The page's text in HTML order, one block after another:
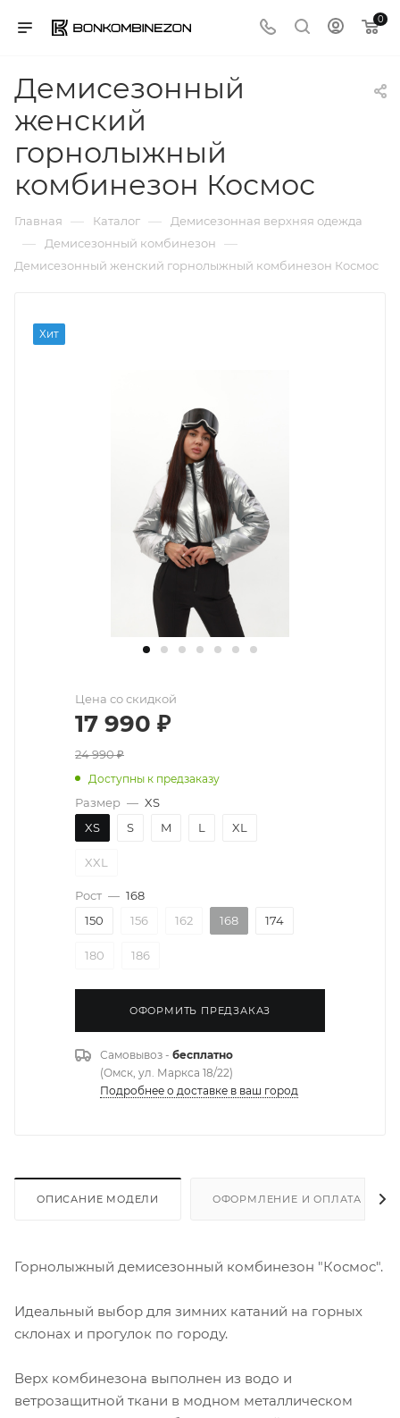
0
Демисезонный
женский
горнолыжный
комбинезон Космос
Главная — Каталог — Демисезонная верхняя одежда
— Демисезонный комбинезон —
Демисезонный женский горнолыжный комбинезон Космос
Хит
Цена со скидкой
17 990 ₽
24 990₽
Доступны к предзаказу
Размер — XS
XS
S M L XL
XXL
Рост — 168
150
156 162 168 174
180 186
ОФОРМИТЬ ПРЕДЗАКАЗ
Самовывоз - бесплатно
(Омск, ул. Маркса 18/22)
Подробнее о доставке в ваш город
ОПИСАНИЕ МОДЕЛИ ОФОРМЛЕНИЕ И ОПЛАТА
Горнолыжный демисезонный комбинезон "Космос".
Идеальный выбор для зимних катаний на горных
склонах и прогулок по городу.
Верх комбинезона выполнен из водо и
ветрозащитной ткани в модном металлическом